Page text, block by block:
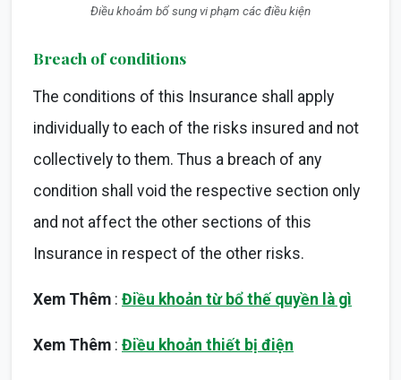
Điều khoảm bổ sung vi phạm các điều kiện
Breach of conditions
The conditions of this Insurance shall apply
individually to each of the risks insured and not
collectively to them. Thus a breach of any
condition shall void the respective section only
and not affect the other sections of this
Insurance in respect of the other risks.
Xem Thêm : Điều khoản từ bổ thế quyền là gì
Xem Thêm : Điều khoản thiết bị điện